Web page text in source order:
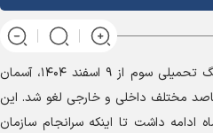
با شروع جنگ تحمیلی سوم از ۹ اسفند ۱۴۰۴، آسمان
مختلف داخلی و خارجی لغو شد. این
ادامه داشت تا اینکه سرانجام سازمان